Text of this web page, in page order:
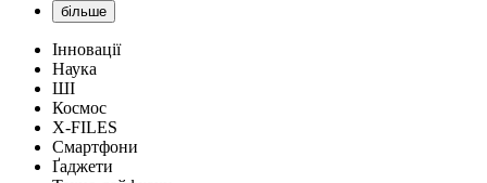
більше
Інновації
Наука
ШІ
Космос
X-FILES
Смартфони
Ґаджети